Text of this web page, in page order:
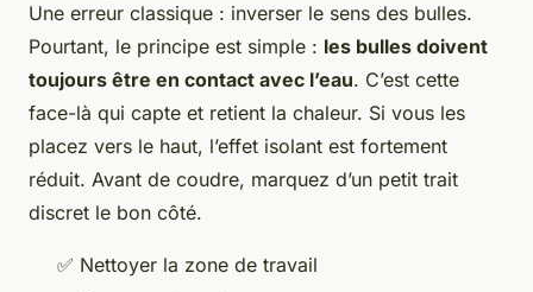
Une erreur classique : inverser le sens des bulles.
Pourtant, le principe est simple : les bulles doivent
toujours être en contact avec l’eau. C’est cette
face-là qui capte et retient la chaleur. Si vous les
placez vers le haut, l’effet isolant est fortement
réduit. Avant de coudre, marquez d’un petit trait
discret le bon côté.
✅ Nettoyer la zone de travail